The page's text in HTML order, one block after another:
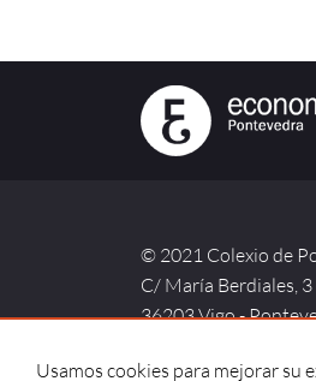
Usamos cookies para mejorar su
© 2021 Colexio de
C/ María Berdiales,
36203 Vigo -